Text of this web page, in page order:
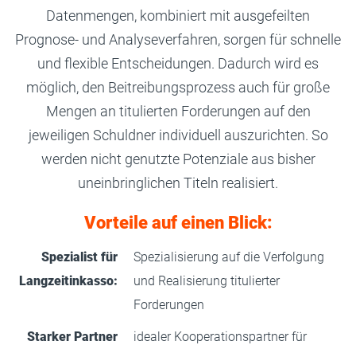
Datenmengen, kombiniert mit ausgefeilten
Prognose- und Analyseverfahren, sorgen für schnelle
und flexible Entscheidungen. Dadurch wird es
möglich, den Beitreibungsprozess auch für große
Mengen an titulierten Forderungen auf den
jeweiligen Schuldner individuell auszurichten. So
werden nicht genutzte Potenziale aus bisher
uneinbringlichen Titeln realisiert.
Vorteile auf einen Blick:
Spezialist für
Langzeitinkasso:
Spezialisierung auf die Verfolgung
und Realisierung titulierter
Forderungen
Starker Partner
idealer Kooperationspartner für